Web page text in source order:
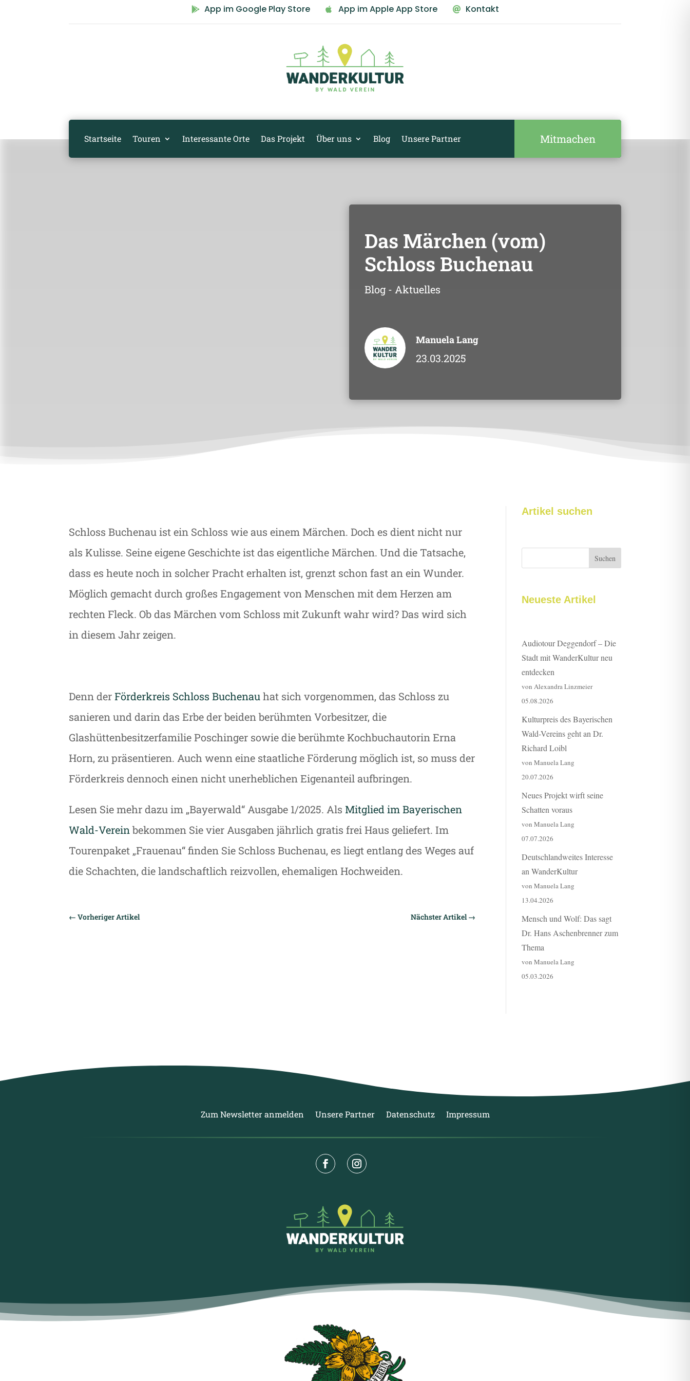
 App im Google Play Store  App im Apple App Store  Kontakt
Startseite Touren Interessante Orte Das Projekt Über uns Blog Unsere Partner Mitmachen
Das Märchen (vom)
Schloss Buchenau
Blog - Aktuelles
Manuela Lang
23.03.2025
Schloss Buchenau ist ein Schloss wie aus einem Märchen. Doch es dient nicht nur
als Kulisse. Seine eigene Geschichte ist das eigentliche Märchen. Und die Tatsache,
dass es heute noch in solcher Pracht erhalten ist, grenzt schon fast an ein Wunder.
Möglich gemacht durch großes Engagement von Menschen mit dem Herzen am
rechten Fleck. Ob das Märchen vom Schloss mit Zukunft wahr wird? Das wird sich
in diesem Jahr zeigen.
Denn derFörderkreis Schloss Buchenauhat sich vorgenommen, das Schloss zu
sanieren und darin das Erbe der beiden berühmten Vorbesitzer, die
Glashüttenbesitzerfamilie Poschinger sowie die berühmte Kochbuchautorin Erna
Horn, zu präsentieren. Auch wenn eine staatliche Förderung möglich ist, so muss der
Förderkreis dennoch einen nicht unerheblichen Eigenanteil aufbringen.
Lesen Sie mehr dazu im „Bayerwald“ Ausgabe 1/2025. Als Mitglied im Bayerischen
Wald-Vereinbekommen Sie vier Ausgaben jährlich gratis frei Haus geliefert. Im
Tourenpaket „Frauenau“ finden Sie Schloss Buchenau, es liegt entlang des Weges auf
die Schachten, die landschaftlich reizvollen, ehemaligen Hochweiden.
←Vorheriger Artikel Nächster Artikel →
Artikel suchen
Suchen
Neueste Artikel
Audiotour Deggendorf – Die
Stadt mit WanderKultur neu
entdecken
von Alexandra Linzmeier
05.08.2026
Kulturpreis des Bayerischen
Wald-Vereins geht an Dr.
Richard Loibl
von Manuela Lang
20.07.2026
Neues Projekt wirft seine
Schatten voraus
von Manuela Lang
07.07.2026
Deutschlandweites Interesse
an WanderKultur
von Manuela Lang
13.04.2026
Mensch und Wolf: Das sagt
Dr. Hans Aschenbrenner zum
Thema
von Manuela Lang
05.03.2026
Zum Newsletter anmelden Unsere Partner Datenschutz Impressum